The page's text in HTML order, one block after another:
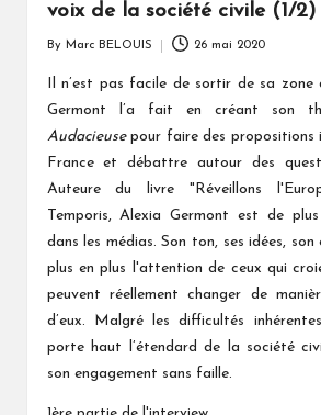
voix de la société civile (1/2)
by
By Marc BELOUIS 26 mai 2020
Il n’est pas facile de sortir de sa
Germont l’a fait en créant son
Audacieusepour faire des propositions
France et débattre autour des
Auteure du livre "Réveillons
Temporis, Alexia Germont est de
dans les médias. Son ton, ses idées,
plus en plus l'attention de ceux qui
peuvent réellement changer de
d’eux. Malgré les difficultés
porte haut l’étendard de la société
son engagement sans faille.